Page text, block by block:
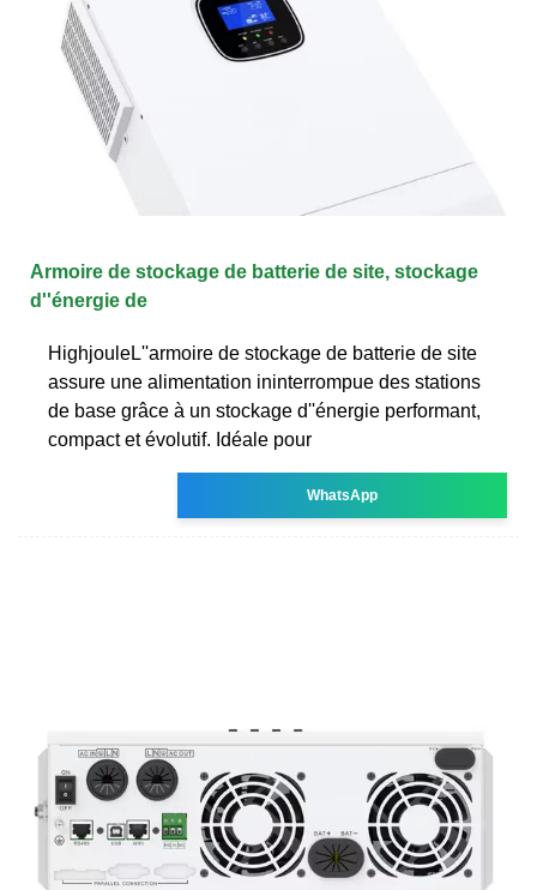
Armoire de stockage de batterie de site, stockage
d''énergie de
HighjouleL''armoire de stockage de batterie de site
assure une alimentation ininterrompue des stations
de base grâce à un stockage d''énergie performant,
compact et évolutif. Idéale pour
WhatsApp